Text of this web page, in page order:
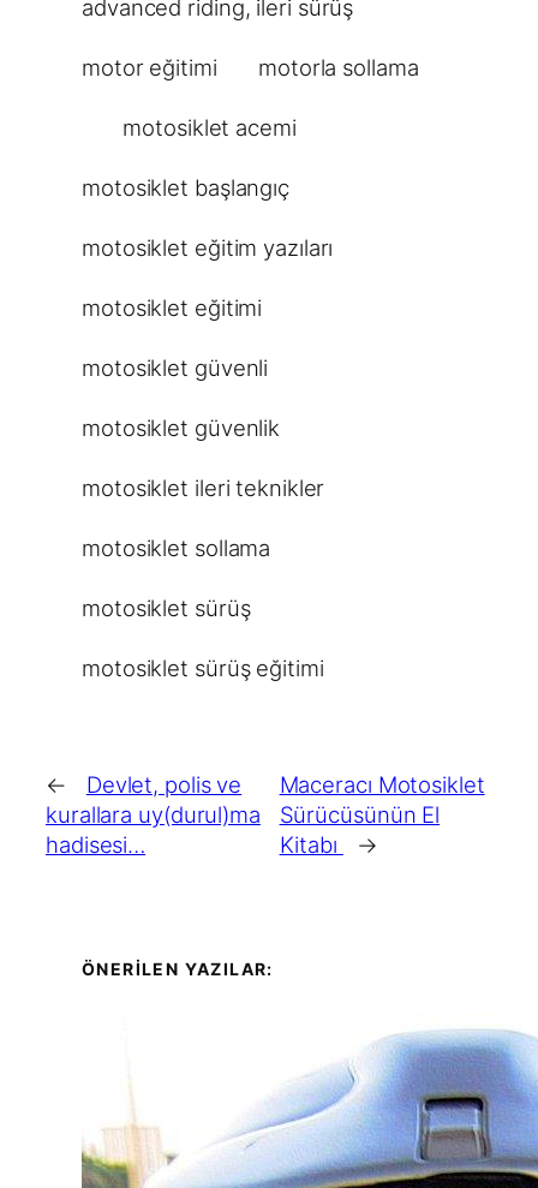
advanced riding, ileri sürüş
motor eğitimi motorla sollama
motosiklet acemi
motosiklet başlangıç
motosiklet eğitim yazıları
motosiklet eğitimi
motosiklet güvenli
motosiklet güvenlik
motosiklet ileri teknikler
motosiklet sollama
motosiklet sürüş
motosiklet sürüş eğitimi
←
Devlet, polis ve
kurallara uy(durul)ma
hadisesi…
Maceracı Motosiklet
Sürücüsünün El
Kitabı
→
ÖNERİLEN YAZILAR: